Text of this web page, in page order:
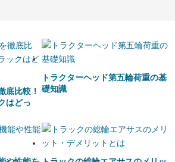
底比較！
はどっ
トラクターヘッド第五輪荷重の基
礎知識